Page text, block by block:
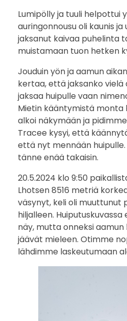
Lumipölly ja tuuli helpottui
auringonnousu oli kaunis
jaksanut kaivaa puhelinta
muistamaan tuon hetken
Jouduin yön ja aamun
kertaa, että jaksanko vielä
jaksaa huipulle vaan
Mietin kääntymistä monta
alkoi näkymään ja
Tracee kysyi, että
että nyt mennään
tänne enää takaisin.
20.5.2024 klo 9:50
Lhotsen 8516 metriä
väsynyt, keli oli muuttunut
hiljalleen.
näy, mutta onneksi
jäävät mieleen. Otimme
lähdimme laskeutumaan